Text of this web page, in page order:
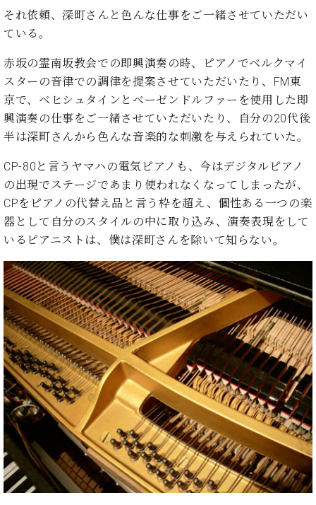
ヒ
ュ
タ
イ
ン
コ
ン
サ
ト
/
ベ
ヒ
シ
タ
イ
ン
レ
ジ
デ
ン
ス
C.
ヒ
シ
ュ
ュ
タ
ン・
ジ
ャ
パ
ン
の
り
組
み
ピ
ノ
製
造
番
号
ヒ
ュ
タ
イ
ン
の
色
ベ
ヒ
タ
イ
ン
を
弾
く
前
に
ベ
ヒ
シ
タ
イ
ベ
ン
リ
リ
ス
(お
知
ら
せ・
メ
ィ
ア
情
報)
ャ
ン
ペ
ー
ン
コ
ン
サ
ー
ト
レ
ッ
正
規
デ
ィ
ラ
ー・
取
店
店
舗・
サ
ロ
ン・
調
律
営
店
ま
で
オンライン試弾
メルマガ登録
趣
味
ら
本
格
に
学
ぶ
方
ま
で
大
歓
迎。
ベヒ
シュ
タイ
ン・
シュ
会
社
案
内
ジ
パ
ブ
ロ
グ
それ依頼、深町さんと色んな仕事をご一緒させていただい
ている。
赤坂の霊南坂教会での即興演奏の時、ピアノでベルクマイ
スターの音律での調律を提案させていただいたり、FM東
京で、ベヒシュタインとベーゼンドルファーを使用した即
興演奏の仕事をご一緒させていただいたり、自分の20代後
半は深町さんから色んな音楽的な刺激を与えられていた。
CP-80と言うヤマハの電気ピアノも、今はデジタルピアノ
の出現でステージであまり使われなくなってしまったが、
CPをピアノの代替え品と言う枠を超え、個性ある一つの楽
器として自分のスタイルの中に取り込み、演奏表現をして
いるピアニストは、僕は深町さんを除いて知らない。